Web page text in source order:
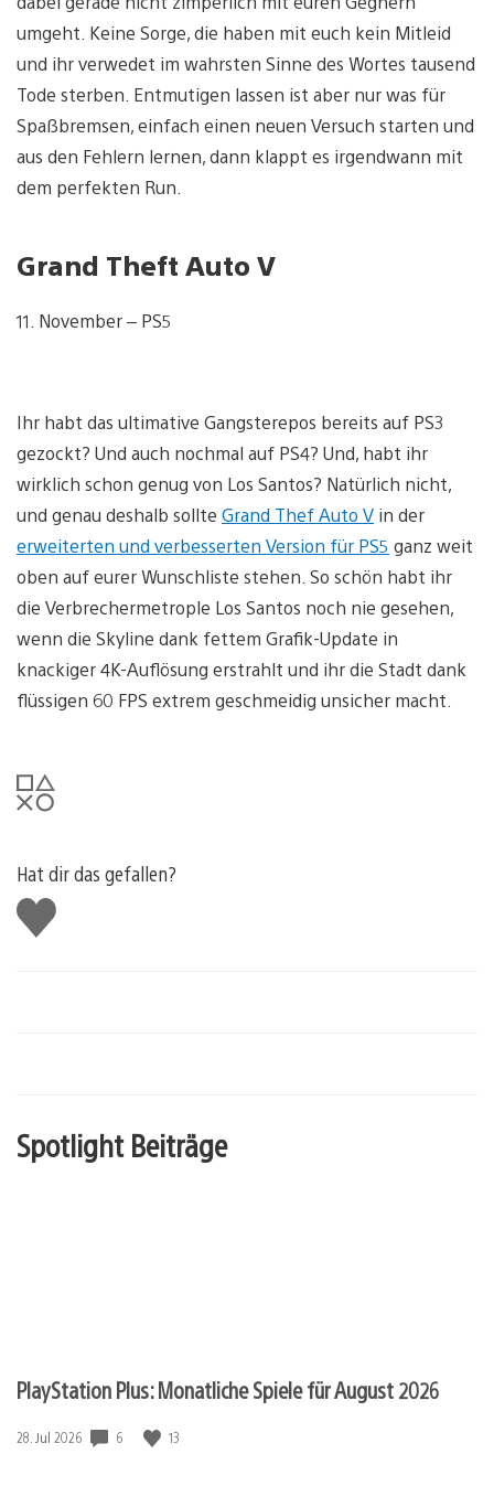
umgeht. Keine Sorge, die haben mit euch kein Mitleid
und ihr verwedet im wahrsten Sinne des Wortes tausend
Tode sterben. Entmutigen lassen ist aber nur was für
Spaßbremsen, einfach einen neuen Versuch starten und
aus den Fehlern lernen, dann klappt es irgendwann mit
dem perfekten Run.
Grand Theft Auto V
11. November – PS5
Ihr habt das ultimative Gangsterepos bereits auf PS3
gezockt? Und auch nochmal auf PS4? Und, habt ihr
wirklich schon genug von Los Santos? Natürlich nicht,
und genau deshalb sollte Grand Thef Auto V in der
erweiterten und verbesserten Version für PS5 ganz weit
oben auf eurer Wunschliste stehen. So schön habt ihr
die Verbrechermetrople Los Santos noch nie gesehen,
wenn die Skyline dank fettem Grafik-Update in
knackiger 4K-Auflösung erstrahlt und ihr die Stadt dank
flüssigen 60 FPS extrem geschmeidig unsicher macht.
Hat dir das gefallen?
Gefällt
mir
Spotlight Beiträge
PlayStation Plus: Monatliche Spiele für August 2026
Veröffentlichungsdatum:
28. Jul 2026 6 13